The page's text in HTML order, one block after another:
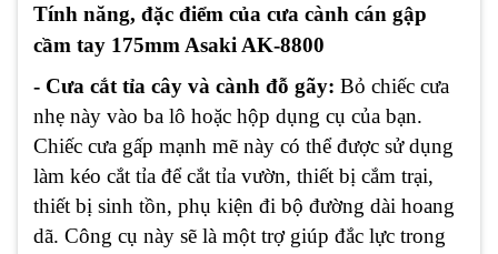
Tính năng, đặc điểm của cưa cành cán gập
cầm tay 175mm Asaki AK-8800
- Cưa cắt tỉa cây và cành đỗ gãy: Bỏ chiếc cưa
nhẹ này vào ba lô hoặc hộp dụng cụ của bạn.
Chiếc cưa gấp mạnh mẽ này có thể được sử dụng
làm kéo cắt tỉa để cắt tỉa vườn, thiết bị cắm trại,
thiết bị sinh tồn, phụ kiện đi bộ đường dài hoang
dã. Công cụ này sẽ là một trợ giúp đắc lực trong